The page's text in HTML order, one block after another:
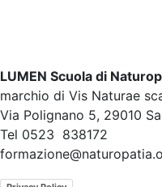
LUMEN Scuola di
marchio di Vis Naturae
Via Polignano 5, 29010
Tel 0523 838172